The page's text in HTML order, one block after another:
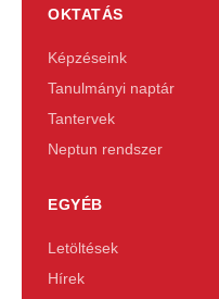
OKTATÁS
Képzéseink
Tanulmányi naptár
Tantervek
Neptun rendszer
EGYÉB
Letöltések
Hírek